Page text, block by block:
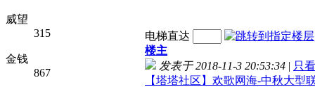
威望
315
金钱
867
电梯直达
楼主
发表于 2018-11-3 20:53:34 | 只
【塔塔社区】欢歌网海-中秋大型